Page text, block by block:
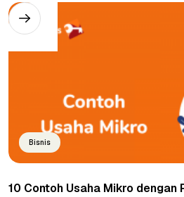
Bisnis
10 Contoh Usaha Mikro dengan